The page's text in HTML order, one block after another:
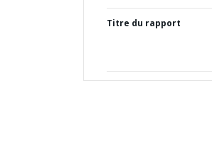
Titre du rapport